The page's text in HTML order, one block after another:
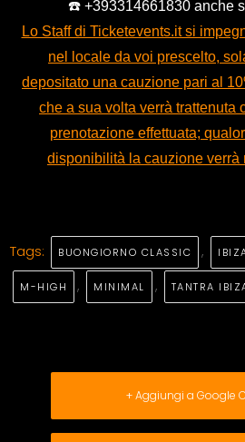
☎️ +393314661830 anche
Lo Staff di Ticketevents.it si
nel locale da voi prescelto,
depositato una cauzione pari al
che a sua volta verrà trattenuta
prenotazione effettuata;
disponibilità la cauzione verrà
Tags: BUONGIORNO CLASSIC ,
M-HIGH , MINIMAL , TANTRA
+ Aggiungi a Google